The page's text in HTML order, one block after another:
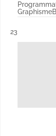
Résultat n°
23